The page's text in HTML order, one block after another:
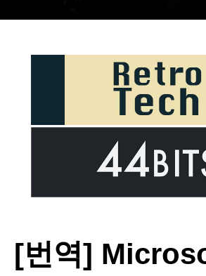
[번역]